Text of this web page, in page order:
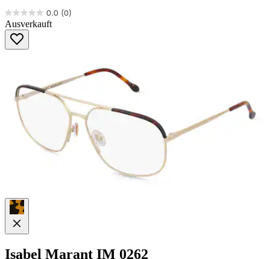
0.0 (0)
0.0
von
Sternen.
Ausverkauft
Isabel Marant IM 0262